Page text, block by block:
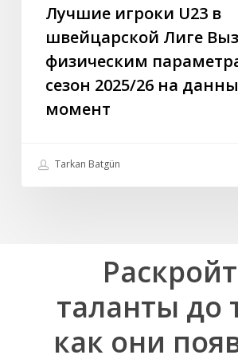
2025/26
данный
момент
Лучшие игроки U23 в
швейцарской Лиге
физическим
сезон 2025/26 на
момент
Tarkan Batgün
таланты до
как они